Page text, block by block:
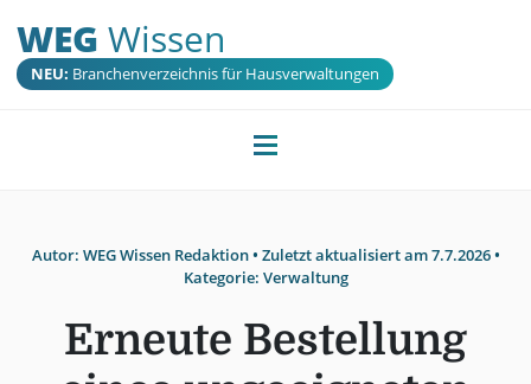
WEG Wissen
NEU: Branchenverzeichnis für Hausverwaltungen
Autor: WEG Wissen Redaktion• Zuletzt aktualisiert am7.7.2026•
Kategorie: Verwaltung
Erneute Bestellung